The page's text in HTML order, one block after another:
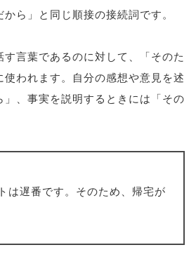
から」と同じ順接の接続詞です。
す言葉であるのに対して、「そのた
われます。自分の感想や意見を述
、事実を説明するときには「その
は遅番です。そのため、帰宅が